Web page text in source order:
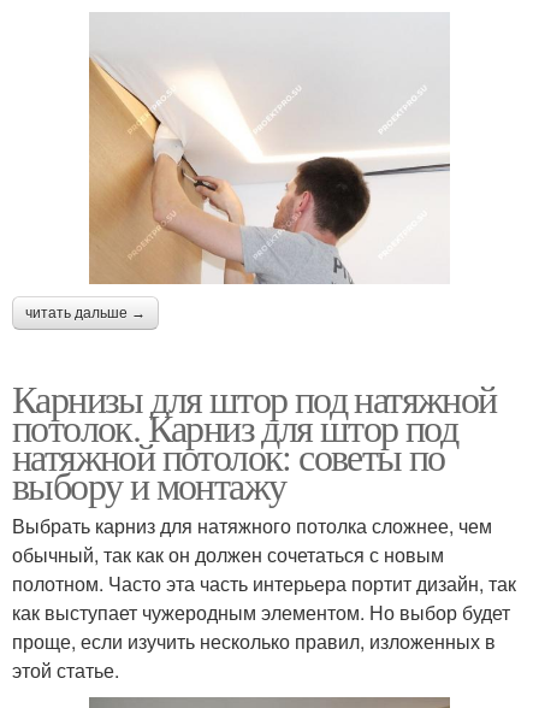
читать дальше →
Карнизы для штор под натяжной
потолок. Карниз для штор под
натяжной потолок: советы по
выбору и монтажу
Выбрать карниз для натяжного потолка сложнее, чем
обычный, так как он должен сочетаться с новым
полотном. Часто эта часть интерьера портит дизайн, так
как выступает чужеродным элементом. Но выбор будет
проще, если изучить несколько правил, изложенных в
этой статье.